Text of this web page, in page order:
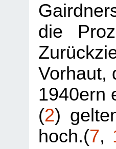
die
Vorhaut,
1940ern
(2)
hoch.(7,